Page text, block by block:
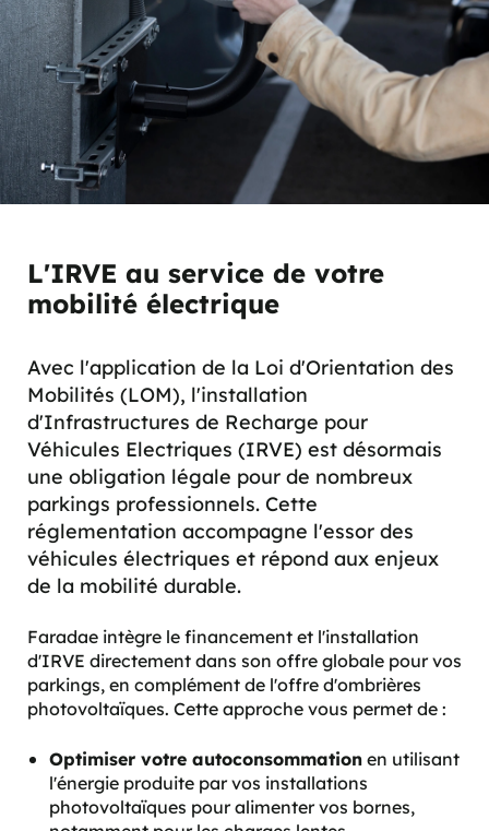
L'IRVE au service de votre
mobilité électrique
Avec l'application de la Loi d'Orientation des
Mobilités (LOM), l'installation
d'Infrastructures de Recharge pour
Véhicules Electriques (IRVE) est désormais
une obligation légale pour de nombreux
parkings professionnels. Cette
réglementation accompagne l'essor des
véhicules électriques et répond aux enjeux
de la mobilité durable.
Faradae intègre le financement et l'installation
d'IRVE directement dans son offre globale pour vos
parkings, en complément de l'offre d'ombrières
photovoltaïques. Cette approche vous permet de :
Optimiser votre autoconsommationen utilisant
l'énergie produite par vos installations
photovoltaïques pour alimenter vos bornes,